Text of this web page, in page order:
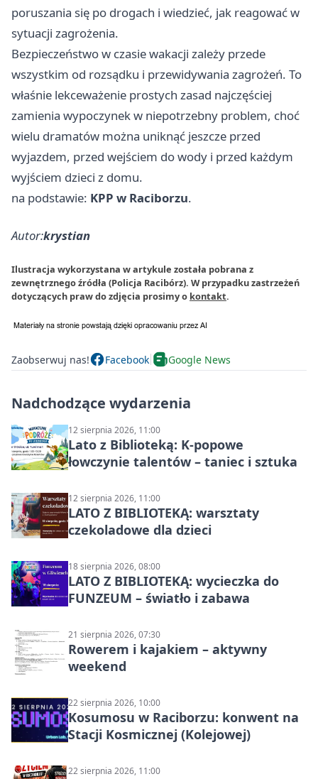
poruszania się po drogach i wiedzieć, jak reagować w
sytuacji zagrożenia.
Bezpieczeństwo w czasie wakacji zależy przede
wszystkim od rozsądku i przewidywania zagrożeń. To
właśnie lekceważenie prostych zasad najczęściej
zamienia wypoczynek w niepotrzebny problem, choć
wielu dramatów można uniknąć jeszcze przed
wyjazdem, przed wejściem do wody i przed każdym
wyjściem dzieci z domu.
na podstawie: KPP w Raciborzu.
Autor:krystian
Ilustracja wykorzystana w artykule została pobrana z
zewnętrznego źródła (Policja Racibórz). W przypadku zastrzeżeń
dotyczących praw do zdjęcia prosimy o kontakt.
Zaobserwuj nas! Facebook Google News
Nadchodzące wydarzenia
12 sierpnia 2026, 11:00
Lato z Biblioteką: K-popowe
łowczynie talentów – taniec i sztuka
12 sierpnia 2026, 11:00
LATO Z BIBLIOTEKĄ: warsztaty
czekoladowe dla dzieci
18 sierpnia 2026, 08:00
LATO Z BIBLIOTEKĄ: wycieczka do
FUNZEUM – światło i zabawa
21 sierpnia 2026, 07:30
Rowerem i kajakiem – aktywny
weekend
22 sierpnia 2026, 10:00
Kosumosu w Raciborzu: konwent na
Stacji Kosmicznej (Kolejowej)
22 sierpnia 2026, 11:00